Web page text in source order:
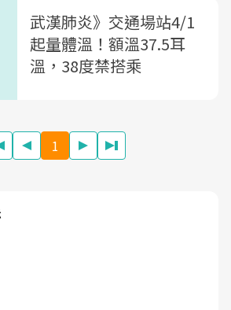
武漢肺炎》交通場站4/1
起量體溫！額溫37.5耳
溫，38度禁搭乘
1